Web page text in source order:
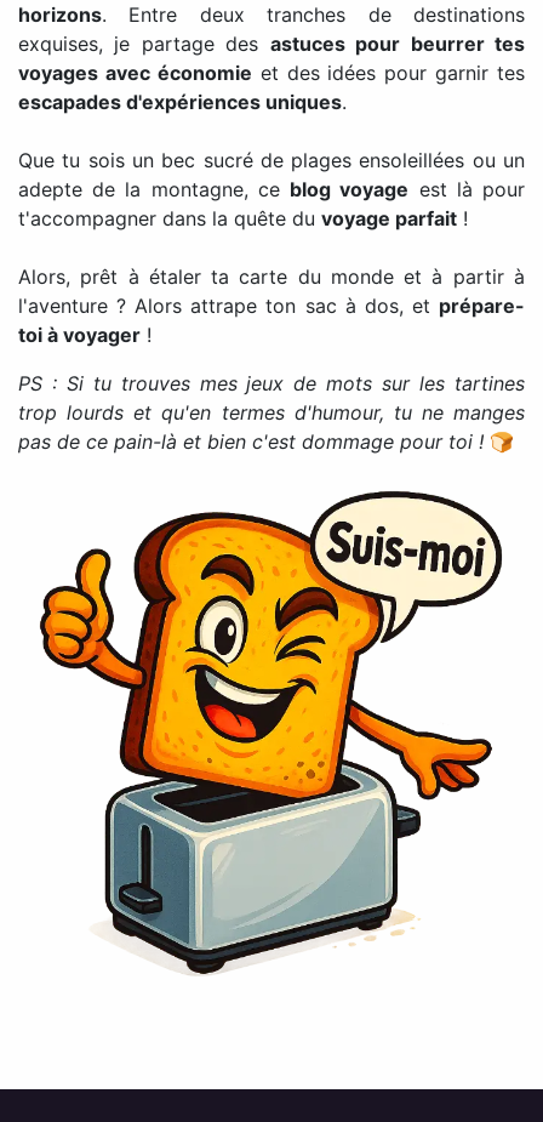
horizons. Entre deux tranches de destinations
exquises, je partage des astuces pour beurrer tes
voyages avec économie et des idées pour garnir tes
escapades d'expériences uniques.
Que tu sois un bec sucré de plages ensoleillées ou un
adepte de la montagne, ce blog voyage est là pour
t'accompagner dans la quête du voyage parfait !
Alors, prêt à étaler ta carte du monde et à partir à
l'aventure ? Alors attrape ton sac à dos, et prépare-
toi à voyager !
PS : Si tu trouves mes jeux de mots sur les tartines
trop lourds et qu'en termes d'humour, tu ne manges
pas de ce pain-là et bien c'est dommage pour toi ! 🍞